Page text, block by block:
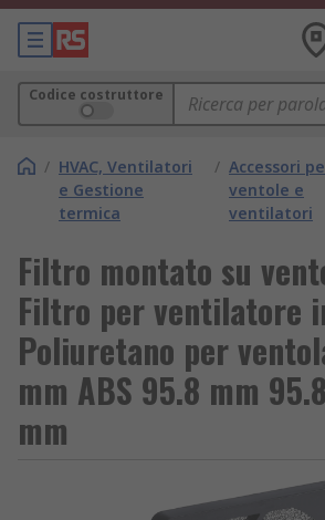
Codice costruttore
/ HVAC, Ventilatori
e Gestione
termica
/ Accessori
ventole e
ventilatori
Filtro montato su
Filtro per ventilatore
Poliuretano per
mm ABS 95.8 mm
mm